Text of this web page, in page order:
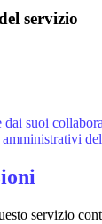
servizio
suoi
servizio